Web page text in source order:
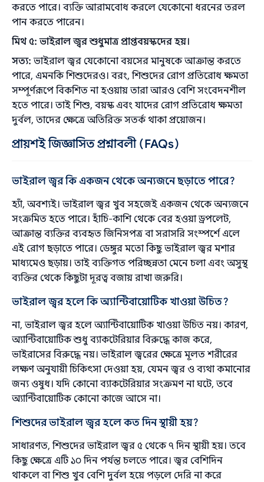
করতে পারে। ব্যক্তি আরামবোধ করলে যেকোনো ধরনের তরল
পান করতে পারেন।
মিথ ৫: ভাইরাল জ্বর শুধুমাত্র প্রাপ্তবয়স্কদের হয়।
সত্য: ভাইরাল জ্বর যেকোনো বয়সের মানুষকে আক্রান্ত করতে
পারে, এমনকি শিশুদেরও। বরং, শিশুদের রোগ প্রতিরোধ ক্ষমতা
সম্পূর্ণরূপে বিকশিত না হওয়ায় তারা আরও বেশি সংবেদনশীল
হতে পারে। তাই শিশু, বয়স্ক এবং যাদের রোগ প্রতিরোধ ক্ষমতা
দুর্বল, তাদের ক্ষেত্রে অতিরিক্ত সতর্ক থাকা প্রয়োজন।
প্রায়শই জিজ্ঞাসিত প্রশ্নাবলী (FAQs)
ভাইরাল জ্বর কি একজন থেকে অন্যজনে ছড়াতে পারে?
হ্যাঁ, অবশ্যই। ভাইরাল জ্বর খুব সহজেই একজন থেকে অন্যজনে
সংক্রমিত হতে পারে। হাঁচি-কাশি থেকে বের হওয়া ড্রপলেট,
আক্রান্ত ব্যক্তির ব্যবহৃত জিনিসপত্র বা সরাসরি সংস্পর্শে এলে
এই রোগ ছড়াতে পারে। ডেঙ্গুর মতো কিছু ভাইরাল জ্বর মশার
মাধ্যমেও ছড়ায়। তাই ব্যক্তিগত পরিচ্ছন্নতা মেনে চলা এবং অসুস্থ
ব্যক্তির থেকে কিছুটা দূরত্ব বজায় রাখা জরুরি।
ভাইরাল জ্বর হলে কি অ্যান্টিবায়োটিক খাওয়া উচিত?
না, ভাইরাল জ্বর হলে অ্যান্টিবায়োটিক খাওয়া উচিত নয়। কারণ,
অ্যান্টিবায়োটিক শুধু ব্যাকটেরিয়ার বিরুদ্ধে কাজ করে,
ভাইরাসের বিরুদ্ধে নয়। ভাইরাল জ্বরের ক্ষেত্রে মূলত শরীরের
লক্ষণ অনুযায়ী চিকিৎসা দেওয়া হয়, যেমন জ্বর ও ব্যথা কমানোর
জন্য ওষুধ। যদি কোনো ব্যাকটেরিয়ার সংক্রমণ না ঘটে, তবে
অ্যান্টিবায়োটিক কোনো কাজে আসে না।
শিশুদের ভাইরাল জ্বর হলে কত দিন স্থায়ী হয়?
সাধারণত, শিশুদের ভাইরাল জ্বর ৫ থেকে ৭ দিন স্থায়ী হয়। তবে
কিছু ক্ষেত্রে এটি ১০ দিন পর্যন্ত চলতে পারে। জ্বর বেশিদিন
থাকলে বা শিশু খুব বেশি দুর্বল হয়ে পড়লে দেরি না করে